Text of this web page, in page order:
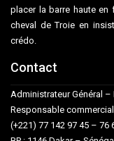
placer la barre haute en
cheval de Troie en
crédo.
Contact
Administrateur Général
Responsable
(+221) 77 142 97 45 – 76